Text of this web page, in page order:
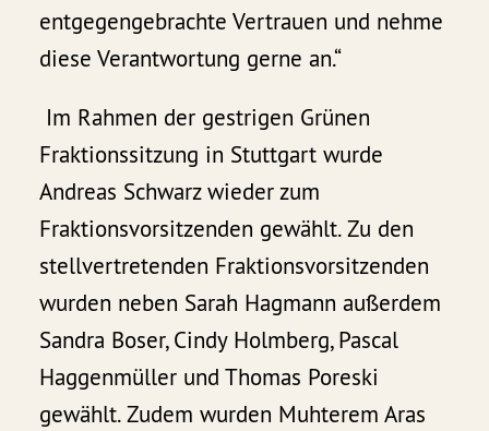
entgegengebrachte Vertrauen und nehme
diese Verantwortung gerne an.“
Im Rahmen der gestrigen Grünen
Fraktionssitzung in Stuttgart wurde
Andreas Schwarz wieder zum
Fraktionsvorsitzenden gewählt. Zu den
stellvertretenden Fraktionsvorsitzenden
wurden neben Sarah Hagmann außerdem
Sandra Boser, Cindy Holmberg, Pascal
Haggenmüller und Thomas Poreski
gewählt. Zudem wurden Muhterem Aras